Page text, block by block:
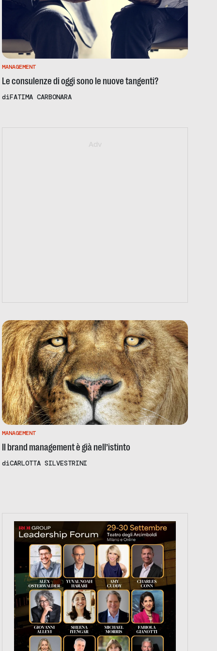
MANAGEMENT
Le consulenze di oggi sono le nuove tangenti?
diFATIMA CARBONARA
https://iallavoro.eventbrite.it
Adv
MANAGEMENT
Il brand management è già nell’istinto
diCARLOTTA SILVESTRINI
https://tinyurl.com/363fvfm9